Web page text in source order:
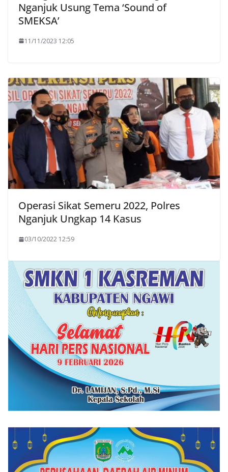
Nganjuk Usung Tema ‘Sound of
SMEKSA’
11/11/2023 12:05
Operasi Sikat Semeru 2022, Polres
Nganjuk Ungkap 14 Kasus
03/10/2022 12:59